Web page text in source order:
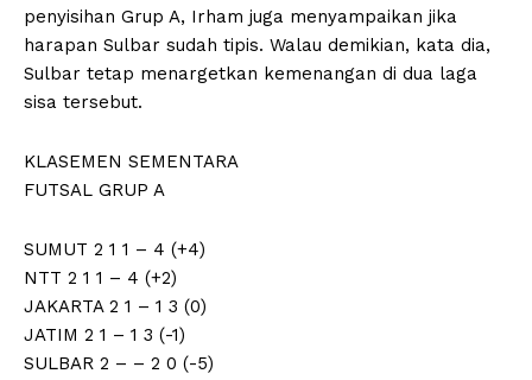
penyisihan Grup A, Irham juga menyampaikan jika
harapan Sulbar sudah tipis. Walau demikian, kata dia,
Sulbar tetap menargetkan kemenangan di dua laga
sisa tersebut.
KLASEMEN SEMENTARA
FUTSAL GRUP A
SUMUT 2 1 1 – 4 (+4)
NTT 2 1 1 – 4 (+2)
JAKARTA 2 1 – 1 3 (0)
JATIM 2 1 – 1 3 (-1)
SULBAR 2 – – 2 0 (-5)